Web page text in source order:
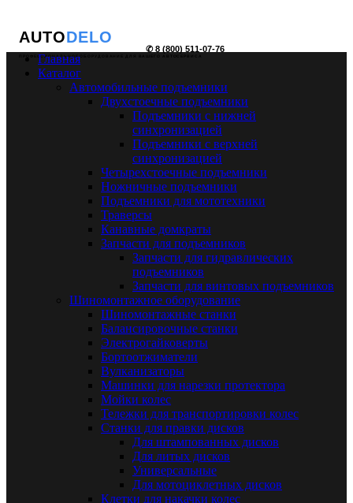
AUTODELO
ПРОФЕССИОНАЛЬНОЕ ОБОРУДОВАНИЕ ДЛЯ ВАШЕГО АВТОСЕРВИСА
✆ 8 (800) 511-07-76
Главная
Каталог
Автомобильные подъемники
Двухстоечные подъемники
Подъемники с нижней
синхронизацией
Подъемники с верхней
синхронизацией
Четырехстоечные подъемники
Ножничные подъемники
Подъемники для мототехники
Траверсы
Канавные домкраты
Запчасти для подъемников
Запчасти для гидравлических
подъемников
Запчасти для винтовых подъемников
Шиномонтажное оборудование
Шиномонтажные станки
Балансировочные станки
Электрогайковерты
Бортоотжиматели
Вулканизаторы
Машинки для нарезки протектора
Мойки колес
Тележки для транспортировки колес
Станки для правки дисков
Для штампованных дисков
Для литых дисков
Универсальные
Для мотоциклетных дисков
Клетки для накачки колес